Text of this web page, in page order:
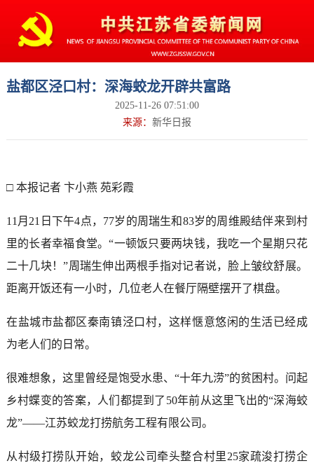
盐都区泾口村：深海蛟龙开辟共富路
2025-11-26 07:51:00
来源： 新华日报
□ 本报记者 卞小燕 苑彩霞
11月21日下午4点，77岁的周瑞生和83岁的周维殿结伴来到村
里的长者幸福食堂。“一顿饭只要两块钱，我吃一个星期只花
二十几块！”周瑞生伸出两根手指对记者说，脸上皱纹舒展。
距离开饭还有一小时，几位老人在餐厅隔壁摆开了棋盘。
在盐城市盐都区秦南镇泾口村，这样惬意悠闲的生活已经成
为老人们的日常。
很难想象，这里曾经是饱受水患、“十年九涝”的贫困村。问起
乡村蝶变的答案，人们都提到了50年前从这里飞出的“深海蛟
龙”——江苏蛟龙打捞航务工程有限公司。
从村级打捞队开始，蛟龙公司牵头整合村里25家疏浚打捞企